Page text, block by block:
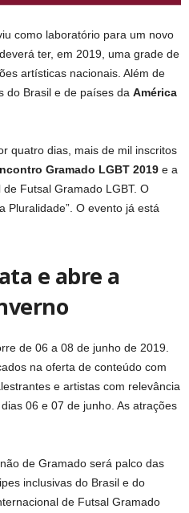
como laboratório para um novo
ter, em 2019, uma grade de
artísticas nacionais. Além de
do Brasil e de países da América
quatro dias, mais de mil inscritos
Gramado LGBT 2019 e a
Futsal Gramado LGBT. O
Pluralidade”. O evento já está
e abre a
de 06 a 08 de junho de 2019.
na oferta de conteúdo com
e artistas com relevância
06 e 07 de junho. As atrações
de Gramado será palco das
inclusivas do Brasil e do
de Futsal Gramado